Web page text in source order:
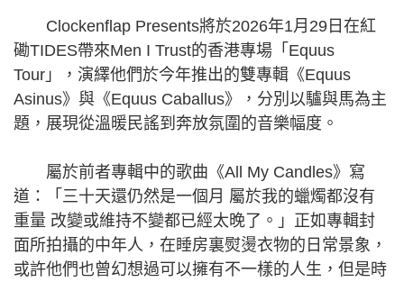
Clockenflap Presents將於2026年1月29日在紅
磡TIDES帶來Men I Trust的香港專場「Equus
Tour」，演繹他們於今年推出的雙專輯《Equus
Asinus》與《Equus Caballus》，分別以驢與馬為主
題，展現從溫暖民謠到奔放氛圍的音樂幅度。
屬於前者專輯中的歌曲《All My Candles》寫
道：「三十天還仍然是一個月 屬於我的蠟燭都沒有
重量 改變或維持不變都已經太晚了。」正如專輯封
面所拍攝的中年人，在睡房裏熨燙衣物的日常景象，
或許他們也曾幻想過可以擁有不一樣的人生，但是時